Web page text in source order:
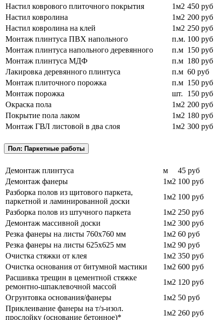
Настил коврового плиточного покрытия
1м2 450 руб
Настил ковролина
1м2 200 руб
Настил ковролина на клей
1м2 250 руб
Монтаж плинтуса ПВХ напольного
п.м. 100 руб
Монтаж плинтуса напольного деревянного
п.м 150 руб
Монтаж плинтуса МДФ
п.м 180 руб
Лакировка деревянного плинтуса
п.м 60 руб
Монтаж плиточного порожка
п.м 150 руб
Монтаж порожка
шт.
150 руб
Окраска пола
1м2 200 руб
Покрытие пола лаком
1м2 180 руб
Монтаж ГВЛ листовой в два слоя
1м2 300 руб
Пол: Паркетные работы
Демонтаж плинтуса м
45 руб
Демонтаж фанеры
1м2 100 руб
Разборка полов из щитового паркета,
паркетной и ламинированной доски
1м2 100 руб
Разборка полов из штучного паркета
1м2 250 руб
Демонтаж массивной доски
1м2 300 руб
Резка фанеры на листы 760х760 мм
1м2 60 руб
Резка фанеры на листы 625х625 мм
1м2 90 руб
Очистка стяжки от клея
1м2 350 руб
Очистка основания от битумной мастики
1м2 600 руб
Расшивка трещин в цементной стяжке
ремонтно-шпаклевочной массой
1м2 120 руб
Огрунтовка основания/фанеры
1м2 50 руб
Приклеивание фанеры на т/з-изол.
прослойку (основание бетонное)*
1м2 260 руб